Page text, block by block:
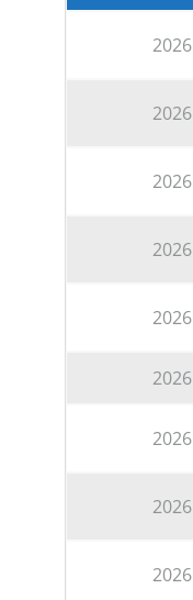
2026
2026
2026
2026
2026
2026
2026
2026
2026